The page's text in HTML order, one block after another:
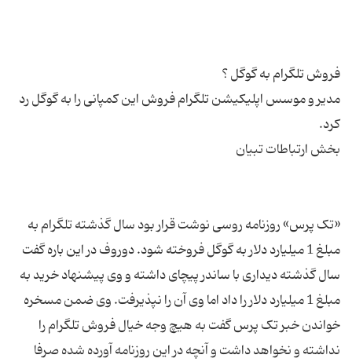
مدیر و موسس اپلیکیشن تلگرام فروش این کمپانی را به گوگل رد
«تک پرس» روزنامه روسی نوشت قرار بود سال گذشته تلگرام به
مبلغ 1 میلیارد دلار به گوگل فروخته شود. دوروف در این باره گفت
سال گذشته دیداری با ساندر پیچای داشته و وی پیشنهاد خرید به
مبلغ 1 میلیارد دلار را داد اما وی آن را نپذیرفت. وی ضمن مسخره
خواندن خبر تک پرس گفت به هیچ وجه خیال فروش تلگرام را
نداشته و نخواهد داشت و آنچه در این روزنامه آورده شده صرفا